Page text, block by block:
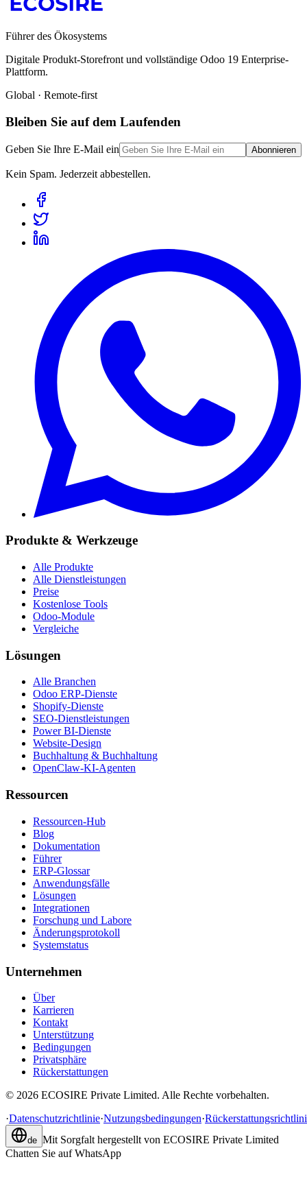
Führer des Ökosystems
Digitale Produkt-Storefront und vollständige Odoo 19 Enterprise-
Plattform.
Global · Remote-first
Bleiben Sie auf dem Laufenden
Geben Sie Ihre E-Mail ein Abonnieren
Kein Spam. Jederzeit abbestellen.
Produkte & Werkzeuge
Alle Produkte
Alle Dienstleistungen
Preise
Kostenlose Tools
Odoo-Module
Vergleiche
Lösungen
Alle Branchen
Odoo ERP-Dienste
Shopify-Dienste
SEO-Dienstleistungen
Power BI-Dienste
Website-Design
Buchhaltung & Buchhaltung
OpenClaw-KI-Agenten
Ressourcen
Ressourcen-Hub
Blog
Dokumentation
Führer
ERP-Glossar
Anwendungsfälle
Lösungen
Integrationen
Forschung und Labore
Änderungsprotokoll
Systemstatus
Unternehmen
Über
Karrieren
Kontakt
Unterstützung
Bedingungen
Privatsphäre
Rückerstattungen
© 2026 ECOSIRE Private Limited. Alle Rechte vorbehalten.
·Datenschutzrichtlinie·Nutzungsbedingungen·
de Mit Sorgfalt hergestellt von ECOSIRE Private Limited
Chatten Sie auf WhatsApp